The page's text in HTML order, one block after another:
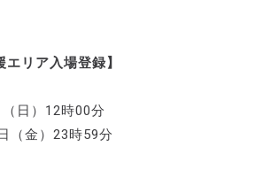
エリア入場登録】
日）12時00分
（金）23時59分